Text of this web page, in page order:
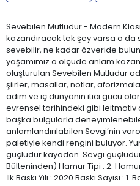
Sevebilen Mutludur - Modern
kazandıracak tek şey varsa o da
sevebilir, ne kadar özveride
yaşamımız o ölçüde anlam
oluşturulan Sevebilen Mutludur
şiirler, masallar, notlar,
adım ve iç dünyanın itici gücü
evrensel tarihindeki gibi leitmotiv
başka bulgularla
anlamlandırılabilen Sevgi’nin
paletiyle kendi rengini buluyor.
güçlüdür kayadan. Sevgi
Bülteninden) Hamur Tipi : 2. Hamur
İlk Baskı Yılı : 2020 Baskı Sayısı : 1.